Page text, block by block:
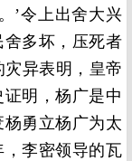
’令上出舍大兴
多坏，压死者
异表明，皇帝
明，杨广是中
勇立杨广为太
李密领导的瓦